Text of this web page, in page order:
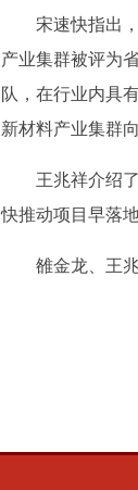
宋速快指出
产业集群被评为
队，在行业内具
新材料产业集群
王兆祥介绍
快推动项目早落
雒金龙、王